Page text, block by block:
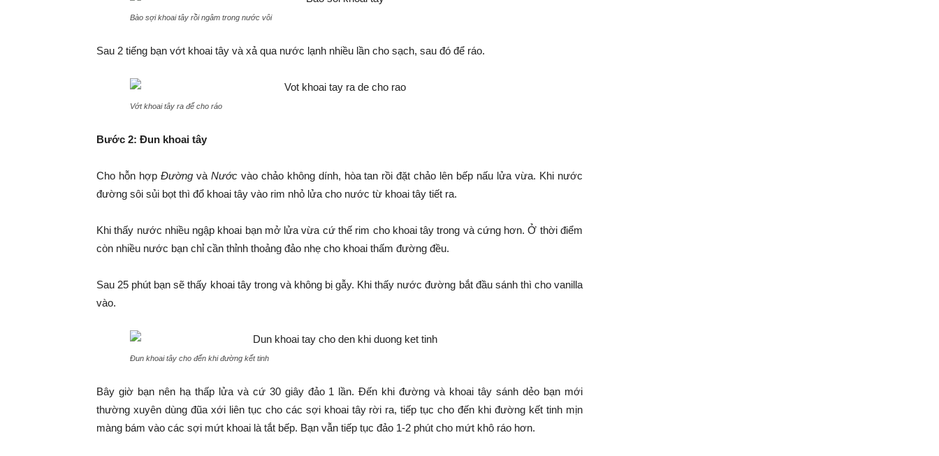
Bào sợi khoai tây rồi ngâm trong nước vôi
Sau 2 tiếng bạn vớt khoai tây và xả qua nước lạnh nhiều lần cho sạch, sau đó để ráo.
Vớt khoai tây ra để cho ráo
Bước 2: Đun khoai tây
Cho hỗn hợp Đườngvà Nướcvào chảo không dính, hòa tan rồi đặt chảo lên bếp nấu lửa vừa. Khi nước
đường sôi sủi bọt thì đổ khoai tây vào rim nhỏ lửa cho nước từ khoai tây tiết ra.
Khi thấy nước nhiều ngập khoai bạn mở lửa vừa cứ thế rim cho khoai tây trong và cứng hơn. Ở thời điểm
còn nhiều nước bạn chỉ cần thỉnh thoảng đảo nhẹ cho khoai thấm đường đều.
Sau 25 phút bạn sẽ thấy khoai tây trong và không bị gẫy. Khi thấy nước đường bắt đầu sánh thì cho vanilla
vào.
Đun khoai tây cho đến khi đường kết tinh
Bây giờ bạn nên hạ thấp lửa và cứ 30 giây đảo 1 lần. Đến khi đường và khoai tây sánh dẻo bạn mới
thường xuyên dùng đũa xới liên tục cho các sợi khoai tây rời ra, tiếp tục cho đến khi đường kết tinh mịn
màng bám vào các sợi mứt khoai là tắt bếp. Bạn vẫn tiếp tục đảo 1-2 phút cho mứt khô ráo hơn.